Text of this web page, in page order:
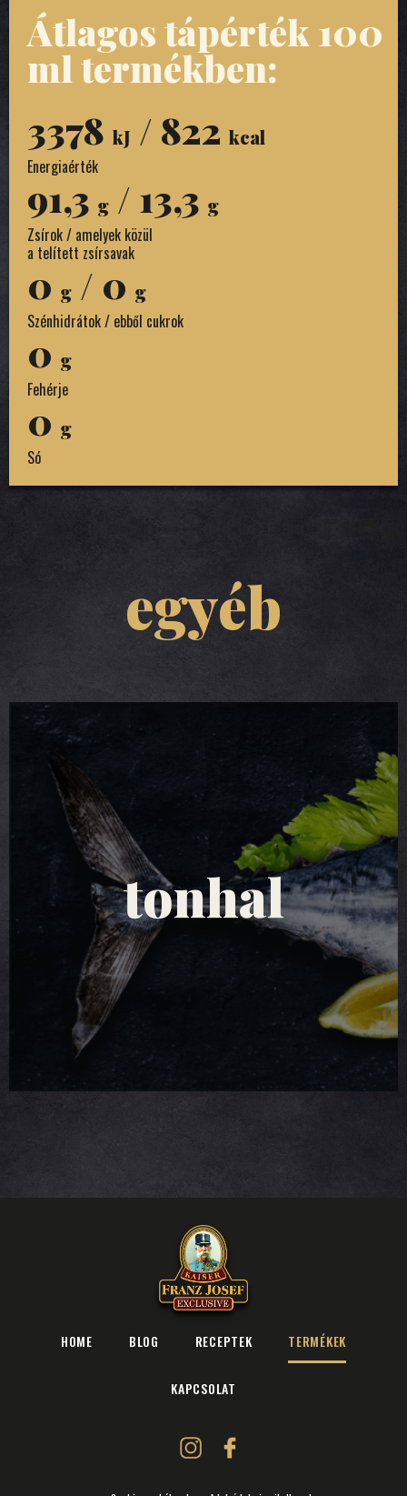
Átlagos tápérték 100
ml termékben:
3378 kJ / 822 kcal
Energiaérték
91,3 g / 13,3 g
Zsírok / amelyek közül
a telített zsírsavak
0 g / 0 g
Szénhidrátok / ebből cukrok
0 g
Fehérje
0 g
Só
egyéb
tonhal saláták
HOME BLOG RECEPTEK TERMÉKEK
KAPCSOLAT